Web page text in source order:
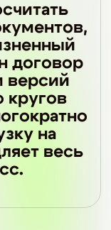
договор
версий
кругов
на
весь